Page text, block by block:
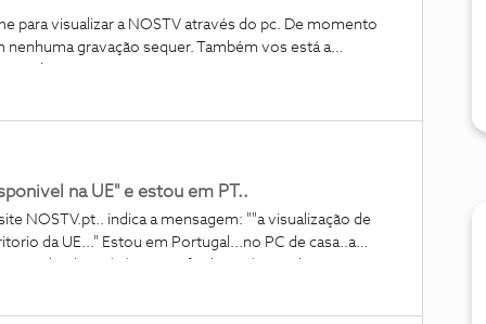
nenhuma gravação sequer. Também vos está a
na UE" e estou em PT..
PC de casa..a
uso VPNs Poderão ajudar? Obrigado,